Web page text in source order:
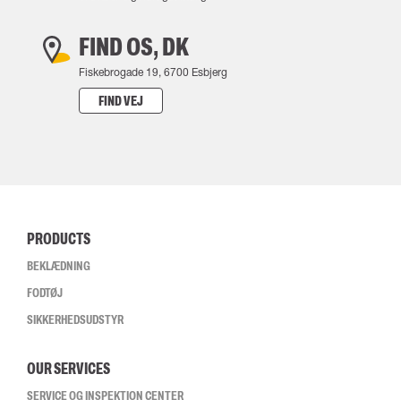
FIND OS, DK
Fiskebrogade 19, 6700 Esbjerg
FIND VEJ
PRODUCTS
BEKLÆDNING
FODTØJ
SIKKERHEDSUDSTYR
OUR SERVICES
SERVICE OG INSPEKTION CENTER